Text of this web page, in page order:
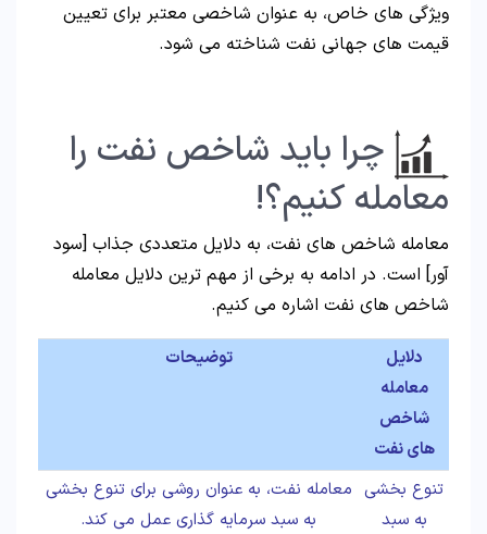
ویژگی های خاص، به عنوان شاخصی معتبر برای تعیین
قیمت های جهانی نفت شناخته می شود.
چرا باید شاخص نفت را
معامله کنیم؟!
معامله شاخص های نفت، به دلایل متعددی جذاب [سود
آور] است. در ادامه به برخی از مهم ترین دلایل معامله
شاخص های نفت اشاره می کنیم.
دلایل
معامله
شاخص
های نفت
توضیحات
تنوع بخشی
به سبد
معامله نفت، به عنوان روشی برای تنوع بخشی
به سبد سرمایه گذاری عمل می کند.